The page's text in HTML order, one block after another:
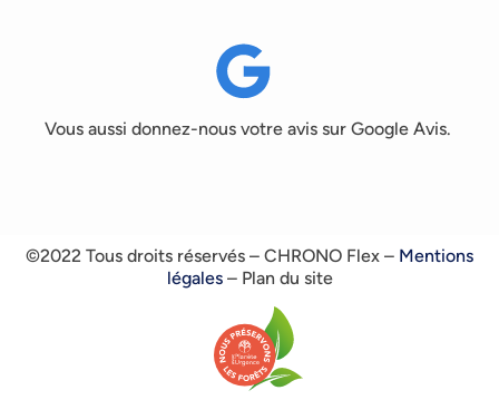
Vous aussi donnez-nous votre avis sur Google Avis.
©2022 Tous droits réservés – CHRONO Flex – Mentions
légales– Plan du site